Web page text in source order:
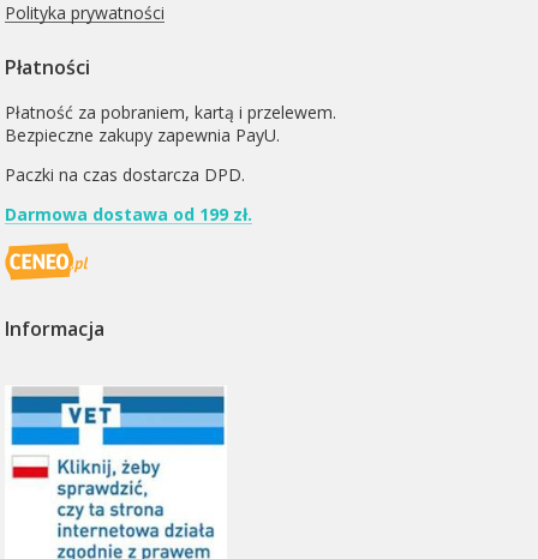
Polityka prywatności
Płatności
Płatność za pobraniem, kartą i przelewem.
Bezpieczne zakupy zapewnia PayU.
Paczki na czas dostarcza DPD.
Darmowa dostawa od 199 zł.
Informacja